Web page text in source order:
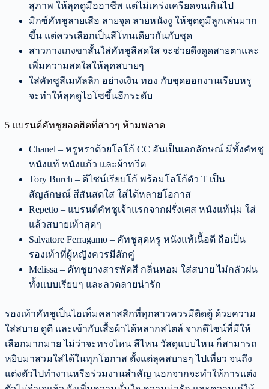
สุภาพ ให้ลุคดูมืออาชีพ แต่ไม่เคร่งเครียดจนเกินไป
มิกซ์คัทชูลายเสือ ลายจุด ลายหนังงู ให้ชุดดูมีลูกเล่นมาก
ขึ้น แต่ควรเลือกเป็นสีโทนเดียวกันกับชุด
สาวกางเกงขาสั้นใส่คัทชูสีสดใส จะช่วยดึงดูดสายตาและ
เพิ่มความสดใสให้ลุคสบายๆ
ใส่คัทชูสีเมทัลลิก อย่างเงิน ทอง กับชุดออกงานเรียบหรู
จะทำให้ลุคดูไฮโซขึ้นอีกระดับ
5 แบรนด์คัทชูยอดฮิตที่สาวๆ ห้ามพลาด
Chanel – หรูหราด้วยโลโก้ CC อันเป็นเอกลักษณ์ มีทั้งคัทชู
หนังแท้ หนังแก้ว และผ้าทวีต
Tory Burch – ดีไซน์เรียบโก้ พร้อมโลโก้ตัว T เป็น
สัญลักษณ์ สีสันสดใส ใส่ได้หลายโอกาส
Repetto – แบรนด์คัทชูเจ้าแรกจากฝรั่งเศส หนังแท้นุ่ม ใส่
แล้วสบายเท้าสุดๆ
Salvatore Ferragamo – คัทชูสุดหรู หนังแท้เนื้อดี ถือเป็น
รองเท้าที่ผู้หญิงควรมีสักคู่
Melissa – คัทชูยางสารพัดสี กลิ่นหอม ใส่สบาย ไม่กลัวฝน
ทั้งแบบเรียบๆ และลวดลายน่ารัก
รองเท้าคัทชูเป็นไอเท็มคลาสสิกที่ทุกสาวควรมีติดตู้ ด้วยความ
ใส่สบาย ดูดี และเข้ากับเสื้อผ้าได้หลากสไตล์ จากดีไซน์ที่มีให้
เลือกมากมาย ไม่ว่าจะทรงไหน สีไหน วัสดุแบบไหน ก็สามารถ
หยิบมาสวมใส่ได้ในทุกโอกาส ตั้งแต่ลุคสบายๆ ไปเที่ยว จนถึง
แต่งตัวไปทำงานหรือร่วมงานสำคัญ นอกจากจะทำให้การแต่ง